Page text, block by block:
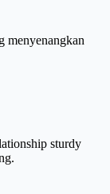
menyenangkan
sturdy